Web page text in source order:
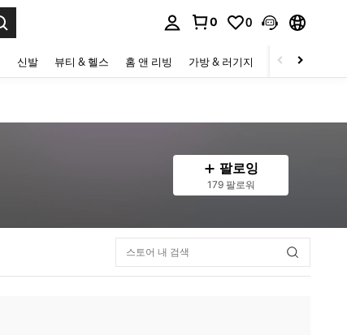
0 0
신발 뷰티 & 헬스 홈 앤 리빙 가방 & 러기지 스포츠 & 아웃
팔로잉
179 팔로워